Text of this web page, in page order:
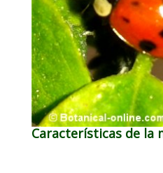
Características de la